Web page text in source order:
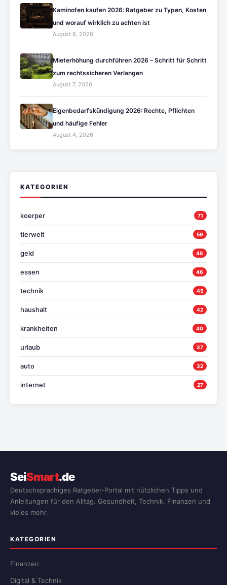
Kaminofen kaufen 2026: Ratgeber zu Typen, Kosten
und worauf wirklich zu achten ist
August 8, 2026
Mieterhöhung durchführen 2026 – Schritt für Schritt
zum rechtssicheren Verlangen
August 7, 2026
Eigenbedarfskündigung 2026: Rechte, Pflichten
und häufige Fehler
August 4, 2026
KATEGORIEN
koerper 71
tierwelt 59
geld 48
essen 46
technik 45
haushalt 42
krankheiten 40
urlaub 37
auto 32
internet 27
SeiSmart.de
Deutschsprachiges Ratgeber-Portal mit nützlichen Tipps und
Anleitungen für den Alltag. Gesundheit, Technik, Finanzen und
vieles mehr.
KATEGORIEN
Finanzen
Digital & Technik